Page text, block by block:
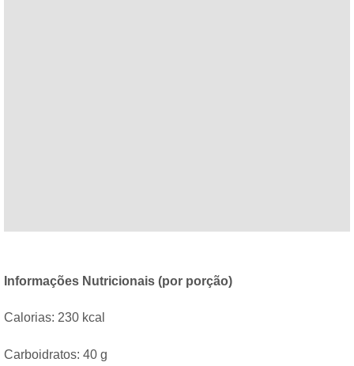
Informações Nutricionais (por porção)
Calorias: 230 kcal
Carboidratos: 40 g